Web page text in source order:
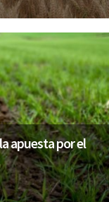
apuesta por el